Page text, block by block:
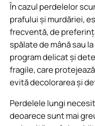
În cazul perdelelor
prafului și murdăriei,
frecventă, de
spălate de mână sau
program delicat și
fragile, care
evită decolorarea și
Perdelele lungi
deoarece sunt mai